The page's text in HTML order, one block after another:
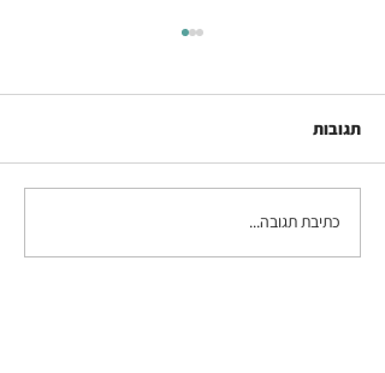
המתקצבת: יד על התקציב -
תגובות
כתיבת תגובה...